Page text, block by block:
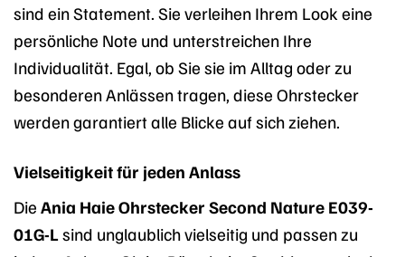
sind ein Statement. Sie verleihen Ihrem Look eine
persönliche Note und unterstreichen Ihre
Individualität. Egal, ob Sie sie im Alltag oder zu
besonderen Anlässen tragen, diese Ohrstecker
werden garantiert alle Blicke auf sich ziehen.
Vielseitigkeit für jeden Anlass
Die Ania Haie Ohrstecker Second Nature E039-
01G-Lsind unglaublich vielseitig und passen zu